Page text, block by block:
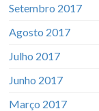
Setembro 2017
Agosto 2017
Julho 2017
Junho 2017
Março 2017